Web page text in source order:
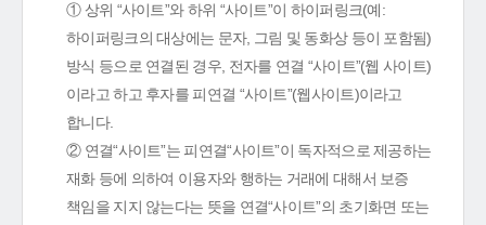
① 상위 “사이트”와 하위 “사이트”이 하이퍼링크(예:
하이퍼링크의 대상에는 문자, 그림 및 동화상 등이 포함됨)
방식 등으로 연결된 경우, 전자를 연결 “사이트”(웹 사이트)
이라고 하고 후자를 피연결 “사이트”(웹사이트)이라고
합니다.
② 연결“사이트”는 피연결“사이트”이 독자적으로 제공하는
재화 등에 의하여 이용자와 행하는 거래에 대해서 보증
책임을 지지 않는다는 뜻을 연결“사이트”의 초기화면 또는